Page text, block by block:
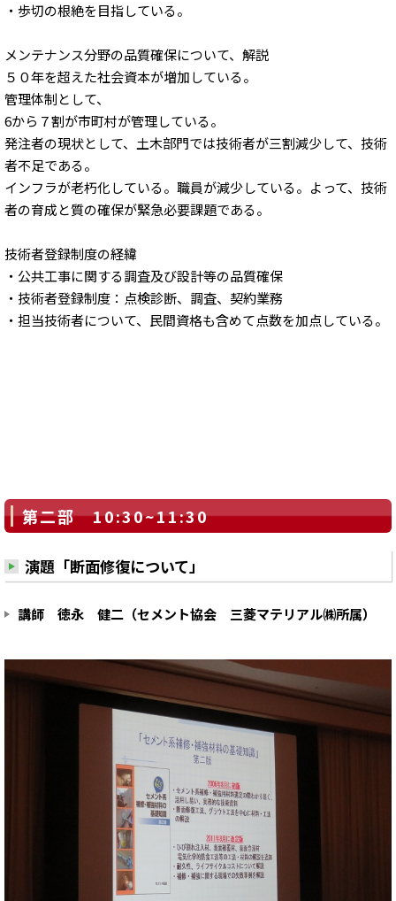
・歩切の根絶を目指している。
メンテナンス分野の品質確保について、解説
５０年を超えた社会資本が増加している。
管理体制として、
6から７割が市町村が管理している。
発注者の現状として、土木部門では技術者が三割減少して、技術
者不足である。
インフラが老朽化している。職員が減少している。よって、技術
者の育成と質の確保が緊急必要課題である。
技術者登録制度の経緯
・公共工事に関する調査及び設計等の品質確保
・技術者登録制度：点検診断、調査、契約業務
・担当技術者について、民間資格も含めて点数を加点している。
第二部 10:30~11:30
演題「断面修復について」
講師 徳永 健二（セメント協会 三菱マテリアル㈱所属）